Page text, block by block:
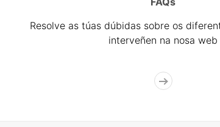
Resolve as túas dúbidas sobre os
interveñen na nosa web